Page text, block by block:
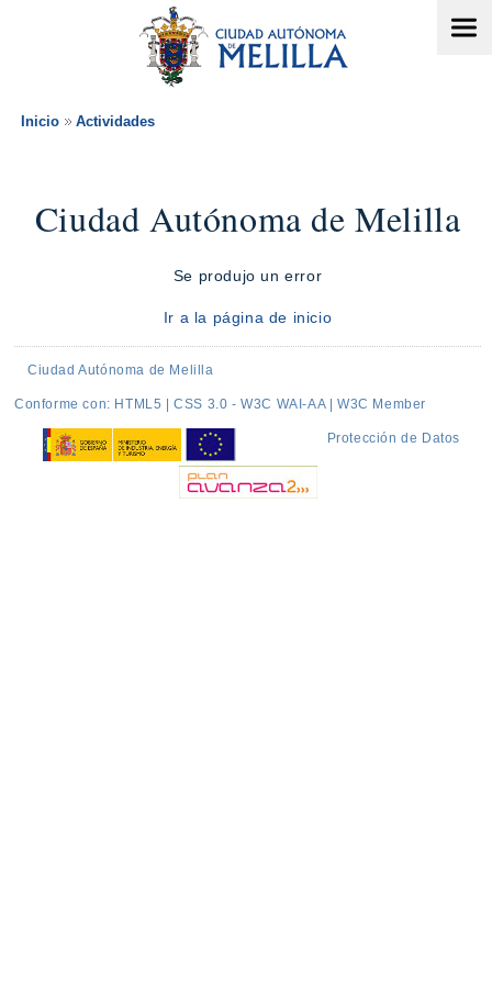
Inicio Actividades
Ciudad Autónoma de Melilla
Se produjo un error
Ir a la página de inicio
Ciudad Autónoma de Melilla
Conforme con: HTML5 | CSS 3.0 - W3C WAI-AA | W3C Member
Protección de Datos